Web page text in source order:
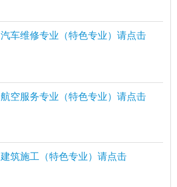
汽车维修专业（特色专业）请点击
航空服务专业（特色专业）请点击
建筑施工（特色专业）请点击